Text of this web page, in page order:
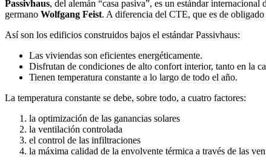
Passivhaus, del alemán “casa pasiva”, es un estándar
germano Wolfgang Feist. A diferencia del CTE, que es de
Así son los edificios construidos bajos el estándar Passivhaus:
Las viviendas son eficientes energéticamente.
Disfrutan de condiciones de alto confort interior, tanto en la
Tienen temperatura constante a lo largo de todo el año.
La temperatura constante se debe, sobre todo, a cuatro factores:
la optimización de las ganancias solares
la ventilación controlada
el control de las infiltraciones
la máxima calidad de la envolvente térmica a través de las